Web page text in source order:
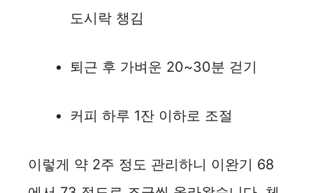
도시락 챙김
퇴근 후 가벼운 20~30분 걷기
커피 하루 1잔 이하로 조절
이렇게 약 2주 정도 관리하니 이완기 68